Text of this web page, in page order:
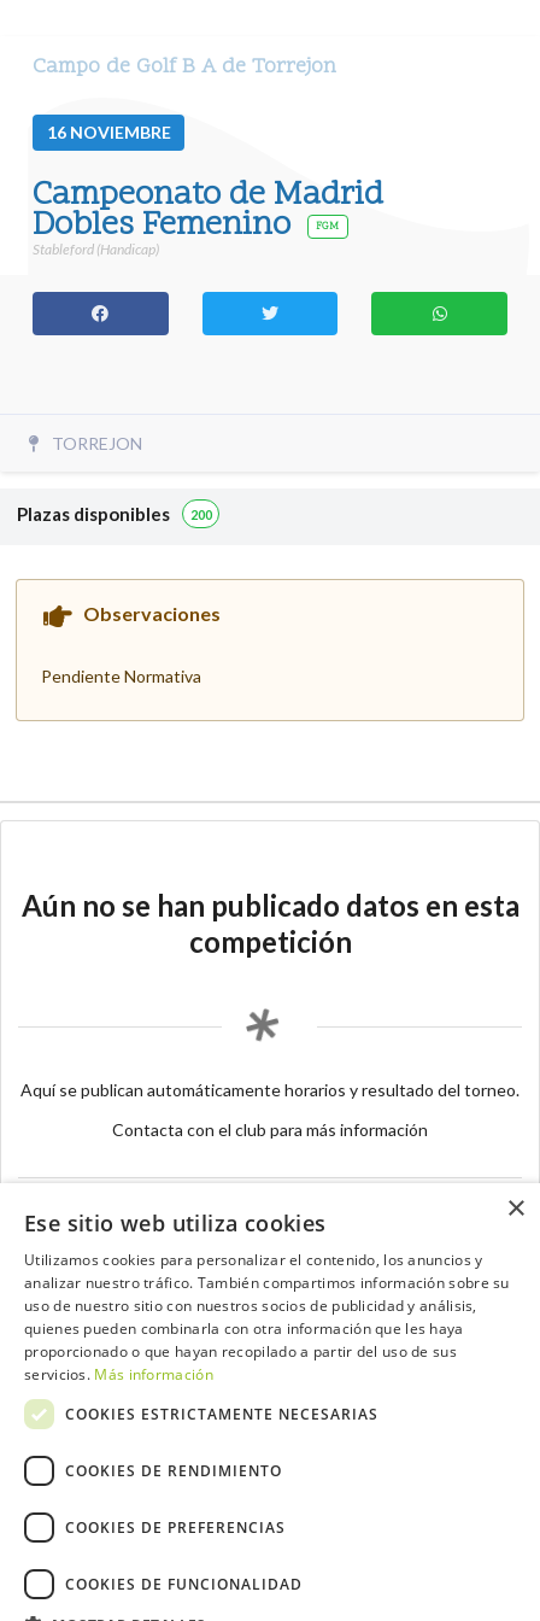
Campo de Golf B A de Torrejon
16 NOVIEMBRE
Campeonato de Madrid
Dobles Femenino FGM
Stableford (Handicap)
TORREJON
Plazas disponibles 200
Observaciones
Pendiente Normativa
Aún no se han publicado datos en esta
competición
Aquí se publican automáticamente horarios y resultado del torneo.
Contacta con el club para más información
Contacta con el equipo de NextCaddy
Opina Contacta
×
Ese sitio web utiliza cookies
Utilizamos cookies para personalizar el contenido, los anuncios y
analizar nuestro tráfico. También compartimos información sobre su
uso de nuestro sitio con nuestros socios de publicidad y análisis,
quienes pueden combinarla con otra información que les haya
proporcionado o que hayan recopilado a partir del uso de sus
servicios. Más información
COOKIES ESTRICTAMENTE NECESARIAS
COOKIES DE RENDIMIENTO
COOKIES DE PREFERENCIAS
COOKIES DE FUNCIONALIDAD